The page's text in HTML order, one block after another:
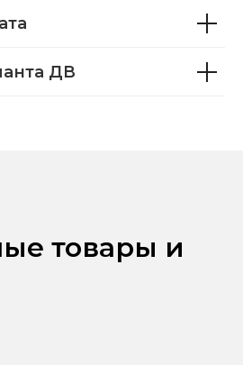
ДВ
товары и